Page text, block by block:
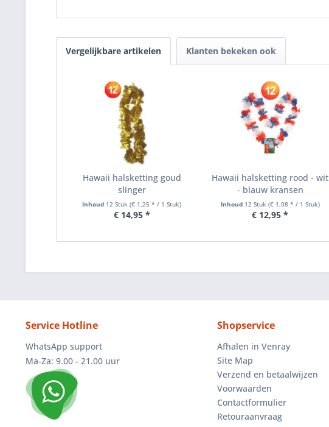
Vergelijkbare artikelen Klanten bekeken ook
Hawaii halsketting goud
slinger
Inhoud 12 Stuk(€ 1,25 * / 1 Stuk)
€ 14,95 *
Hawaii halsketting rood - wit
- blauw kransen
Inhoud 12 Stuk (€ 1,08 * / 1 Stuk)
€ 12,95 *
Service Hotline
WhatsApp support
Ma-Za: 9.00 - 21.00 uur
Shopservice
Afhalen in Venray
Site Map
Verzend en betaalwijzen
Voorwaarden
Contactformulier
Retouraanvraag